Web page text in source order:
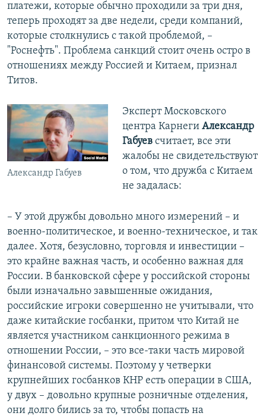
платежи, которые обычно проходили за три дня,
теперь проходят за две недели, среди компаний,
которые столкнулись с такой проблемой, –
"Роснефть". Проблема санкций стоит очень остро в
отношениях между Россией и Китаем, признал
Титов.
Александр Габуев
Эксперт Московского
центра Карнеги Александр
Габуев считает, все эти
жалобы не свидетельствуют
о том, что дружба с Китаем
не задалась:
– У этой дружбы довольно много измерений – и
военно-политическое, и военно-техническое, и так
далее. Хотя, безусловно, торговля и инвестиции –
это крайне важная часть, и особенно важная для
России. В банковской сфере у российской стороны
были изначально завышенные ожидания,
российские игроки совершенно не учитывали, что
даже китайские госбанки, притом что Китай не
является участником санкционного режима в
отношении России, – это все-таки часть мировой
финансовой системы. Поэтому у четверки
крупнейших госбанков КНР есть операции в США,
у двух – довольно крупные розничные отделения,
они долго бились за то, чтобы попасть на